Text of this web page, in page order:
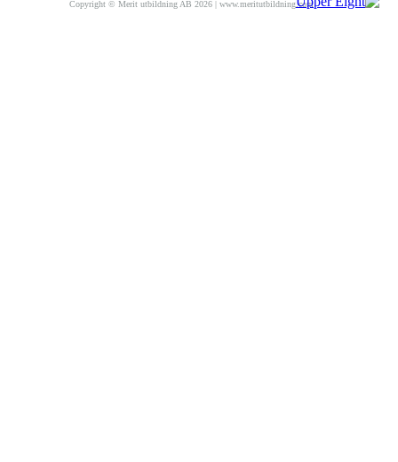
Copyright © Merit utbildning AB 2026 | www.meritutbildning.com